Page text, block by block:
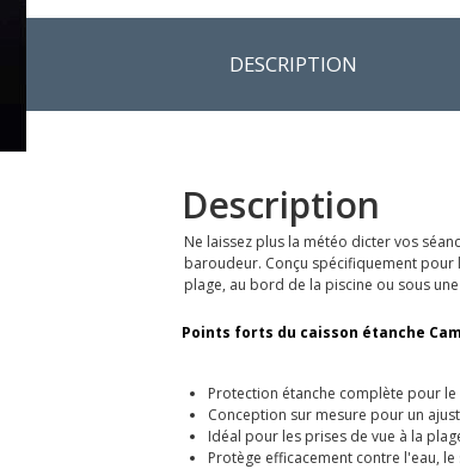
DESCRIPTION
Description
Ne laissez plus la météo dicter vos
baroudeur. Conçu spécifiquement pour
plage, au bord de la piscine ou sous
Points forts du caisson étanche
Protection étanche complète pour le
Conception sur mesure pour un
Idéal pour les prises de vue à la
Protège efficacement contre l'eau,